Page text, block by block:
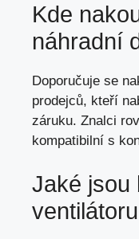
Kde
náhradní
Doporučuje se
prodejců, kteří
záruku. Znalci
kompatibilní s
Jaké jsou